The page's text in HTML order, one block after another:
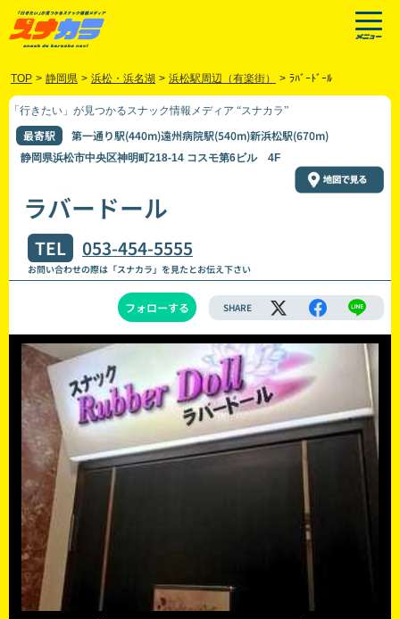
TOP > 静岡県 > 浜松・浜名湖 > 浜松駅周辺（有楽街） > ﾗﾊﾞｰﾄﾞｰﾙ
「行きたい」が見つかるスナック情報メディア “スナカラ”
最寄駅 第一通り駅(440m)遠州病院駅(540m)新浜松駅(670m)
静岡県浜松市中央区神明町218-14 コスモ第6ビル 4F
ラバードール
TEL 053-454-5555
お問い合わせの際は「スナカラ」を見たとお伝え下さい
フォローする SHARE